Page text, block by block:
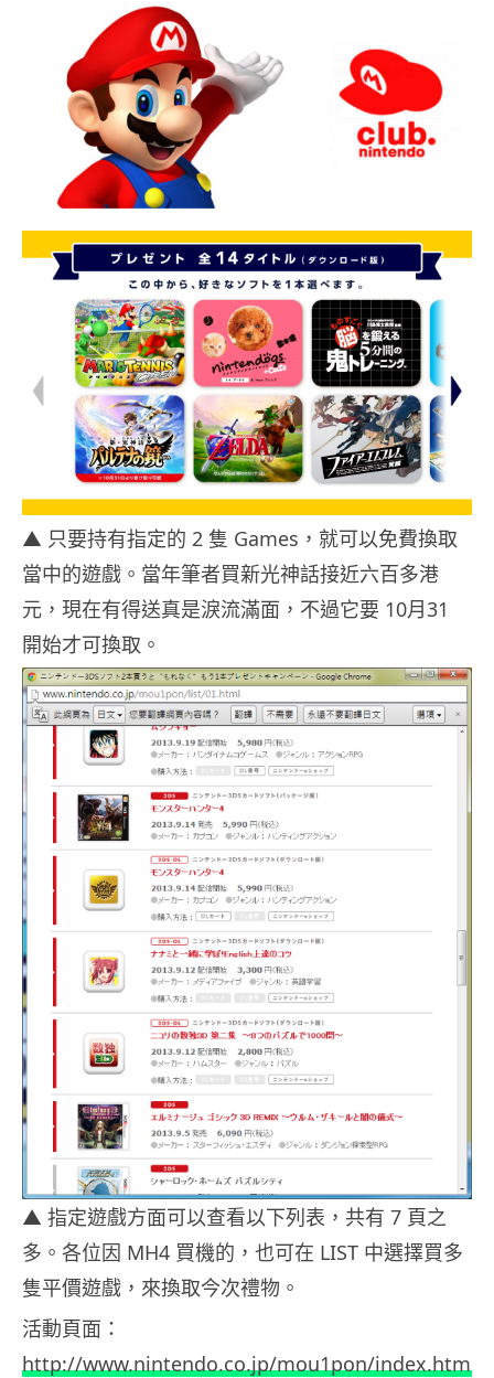
▲ 只要持有指定的 2 隻 Games，就可以免費換取
當中的遊戲。當年筆者買新光神話接近六百多港
元，現在有得送真是淚流滿面，不過它要 10月31
開始才可換取。
▲ 指定遊戲方面可以查看以下列表，共有 7 頁之
多。各位因 MH4 買機的，也可在 LIST 中選擇買多
隻平價遊戲，來換取今次禮物。
活動頁面：
http://www.nintendo.co.jp/mou1pon/index.html